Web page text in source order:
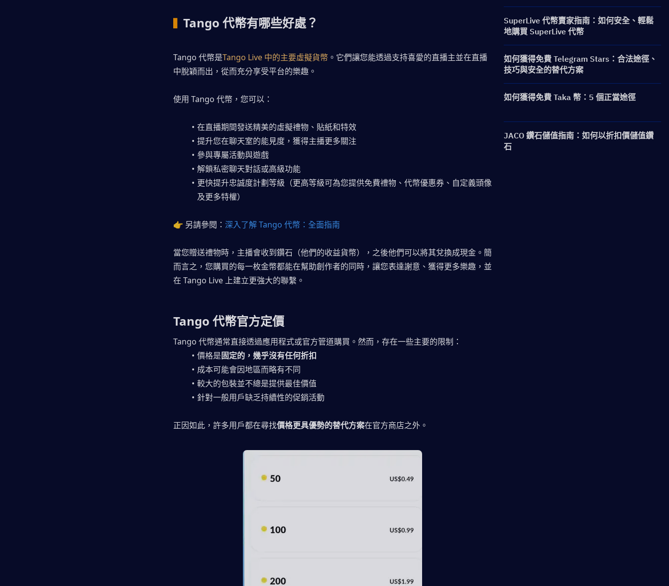
Tango 代幣有哪些好處？
Tango 代幣是Tango Live 中的主要虛擬貨幣 。它們讓您能透過支持喜愛的直播主並在直播
中脫穎而出，從而充分享受平台的樂趣。
使用 Tango 代幣，您可以：
在直播期間發送精美的虛擬禮物、貼紙和特效
提升您在聊天室的能見度，獲得主播更多關注
參與專屬活動與遊戲
解鎖私密聊天對話或高級功能
更快提升忠誠度計劃等級（更高等級可為您提供免費禮物、代幣優惠券、自定義頭像
及更多特權）
👉 另請參閱： 深入了解 Tango 代幣：全面指南
當您贈送禮物時，主播會收到鑽石（他們的收益貨幣），之後他們可以將其兌換成現金。簡
而言之，您購買的每一枚金幣都能在幫助創作者的同時，讓您表達謝意、獲得更多樂趣，並
在 Tango Live 上建立更強大的聯繫。
Tango 代幣官方定價
Tango 代幣通常直接透過應用程式或官方管道購買。然而，存在一些主要的限制：
價格是固定的，幾乎沒有任何折扣
成本可能會因地區而略有不同
較大的包裝並不總是提供最佳價值
針對一般用戶缺乏持續性的促銷活動
正因如此，許多用戶都在尋找價格更具優勢的替代方案在官方商店之外。
SuperLive 代幣賣家指南：如何安全、輕鬆
地購買 SuperLive 代幣
如何獲得免費 Telegram Stars：合法途徑、
技巧與安全的替代方案
如何獲得免費 Taka 幣：5 個正當途徑
JACO 鑽石儲值指南：如何以折扣價儲值鑽
石